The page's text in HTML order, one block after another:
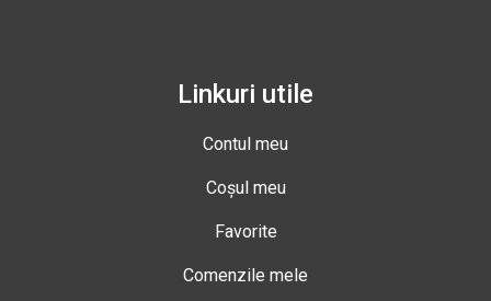
Linkuri utile
Contul meu
Coșul meu
Favorite
Comenzile mele